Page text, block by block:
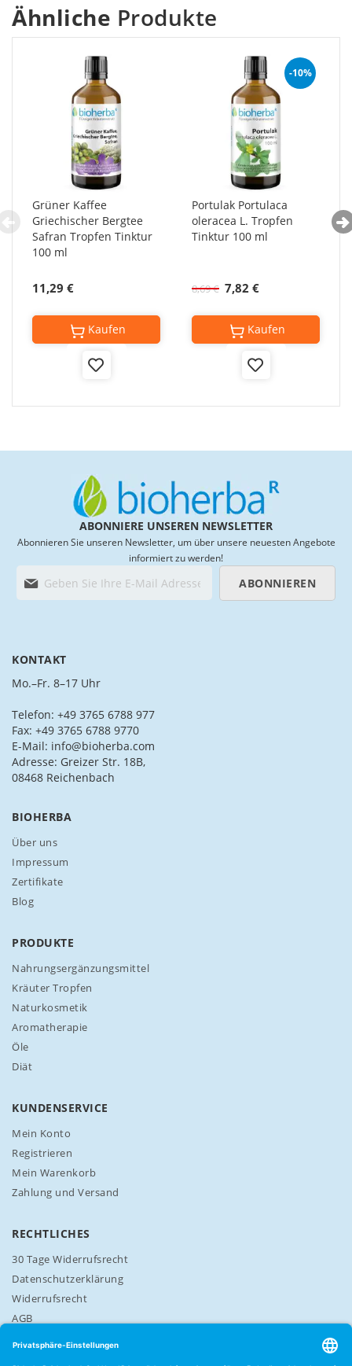
Ähnliche Produkte
Grüner Kaffee
Griechischer Bergtee
Safran Tropfen Tinktur
100 ml
11,29 €
Add
Kaufen
-10%
Portulak Portulaca
oleracea L. Tropfen
Tinktur 100 ml
7,82 €
8,69 €
Add
Kaufen
ABONNIERE UNSEREN NEWSLETTER
Abonnieren Sie unseren Newsletter, um über unsere neuesten Angebote
informiert zu werden!
l
S
i
s
i
c
h
f
u
n
r
e
e
w
s
e
t
t
e
n
ABONNIEREN
KONTAKT
Mo.–Fr. 8–17 Uhr
Telefon: +49 3765 6788 977
Fax: +49 3765 6788 9770
E-Mail: info@bioherba.com
Adresse: Greizer Str. 18B,
08468 Reichenbach
BIOHERBA
Über uns
Impressum
Zertifikate
Blog
PRODUKTE
Nahrungsergänzungsmittel
Kräuter Tropfen
Naturkosmetik
Aromatherapie
Öle
Diät
KUNDENSERVICE
Mein Konto
Registrieren
Mein Warenkorb
Zahlung und Versand
RECHTLICHES
30 Tage Widerrufsrecht
Datenschutzerklärung
Widerrufsrecht
AGB